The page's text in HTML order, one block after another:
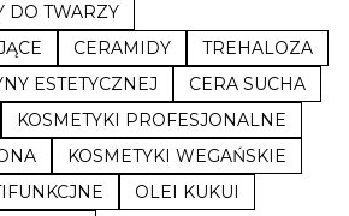
DO TWARZY
CERAMIDY
TREHALOZA
ESTETYCZNEJ
CERA SUCHA
KOSMETYKI PROFESJONALNE
KOSMETYKI WEGAŃSKIE
OLEI KUKUI